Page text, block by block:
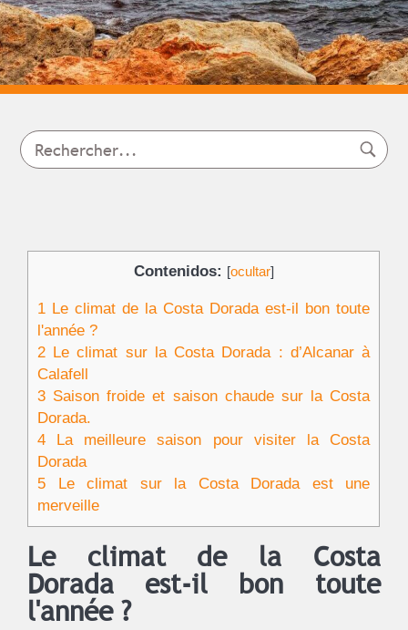
Contenidos: [ocultar]
1 Le climat de la Costa Dorada est-il bon toute
l'année ?
2 Le climat sur la Costa Dorada : d’Alcanar à
Calafell
3 Saison froide et saison chaude sur la Costa
Dorada.
4 La meilleure saison pour visiter la Costa
Dorada
5 Le climat sur la Costa Dorada est une
merveille
Le climat de la Costa
Dorada est-il bon toute
l'année ?